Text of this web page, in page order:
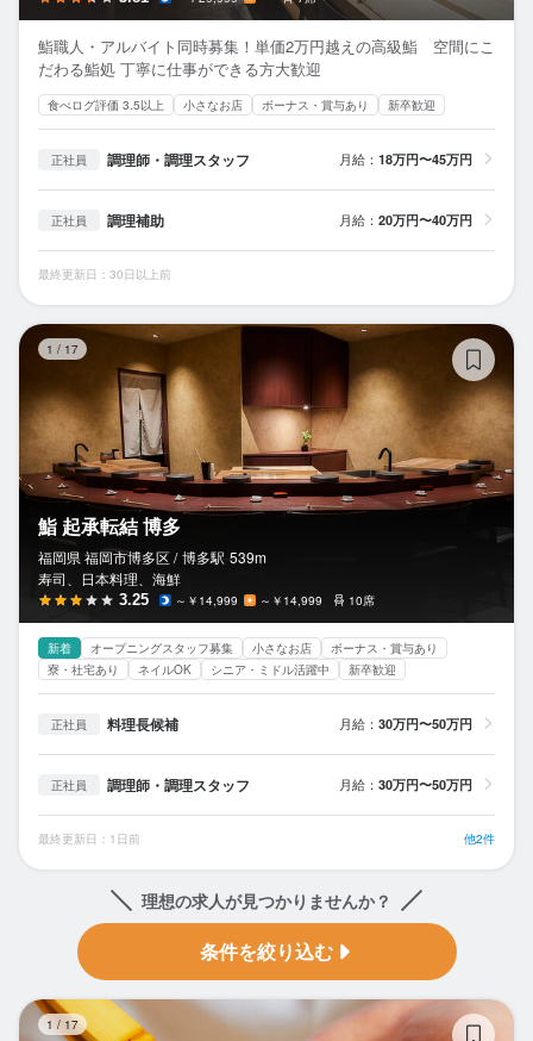
鮨職人・アルバイト同時募集！単価2万円越えの高級鮨 空間にこ
だわる鮨処 丁寧に仕事ができる方大歓迎
食べログ評価 3.5以上 小さなお店 ボーナス・賞与あり 新卒歓迎
正社員 調理師・調理スタッフ 月給： 18万円〜45万円
正社員 調理補助 月給： 20万円〜40万円
最終更新日：30日以上前
1 / 17
鮨 起承転結 博多
福岡県 福岡市博多区 / 博多駅 539m
寿司、日本料理、海鮮
3.25 ～￥14,999 ～￥14,999 10席
新着 オープニングスタッフ募集 小さなお店
ボーナス・賞与あり
寮・社宅あり
ネイルOK シニア・ミドル活躍中 新卒歓迎
正社員 料理長候補 月給： 30万円〜50万円
正社員 調理師・調理スタッフ 月給： 30万円〜50万円
最終更新日：1日前 他2件
理想の求人が見つかりませんか？
条件を絞り込む
1 / 17